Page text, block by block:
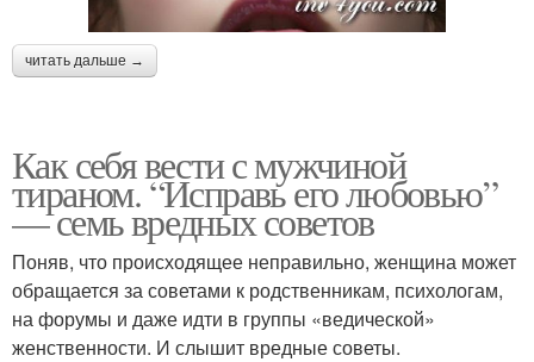
читать дальше →
Как себя вести с мужчиной
тираном. “Исправь его любовью”
— семь вредных советов
Поняв, что происходящее неправильно, женщина может
обращается за советами к родственникам, психологам,
на форумы и даже идти в группы «ведической»
женственности. И слышит вредные советы.